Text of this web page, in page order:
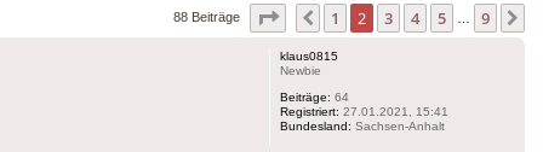
88 Beiträge Seite von9
Vorherige
1 2 3 4 5 9
klaus0815
Newbie
Beiträge: 64
Registriert: 27.01.2021, 15:41
Bundesland: Sachsen-Anhalt